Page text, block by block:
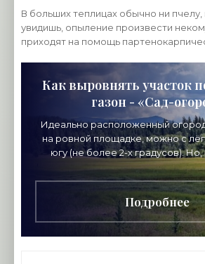
В больших теплицах обычно ни пчелу,
увидишь, опыление произвести
приходят на помощь
не одно и то же.
Как выровнять участок
газон - «Сад-
Идеально расположенный
на ровной площадке, можно с
югу (не более 2-х градусов). Но,
идеальные участки дачникам
достаются.
Подробнее